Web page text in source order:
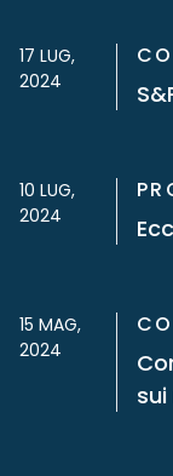
17 LUG,
2024
10 LUG,
2024
15 MAG,
2024